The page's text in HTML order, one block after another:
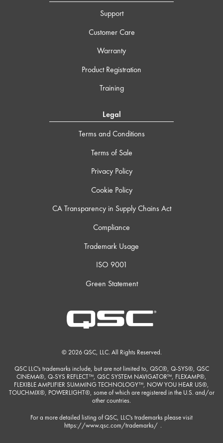
Support
Customer Care
Warranty
Product Registration
Training
Legal
Terms and Conditions
Terms of Sale
Privacy Policy
Cookie Policy
CA Transparency in Supply Chains Act
Compliance
Trademark Usage
ISO 9001
Green Statement
© 2026 QSC, LLC. All Rights Reserved.
QSC LLC's trademarks include, but are not limited to, QSC®, Q-SYS®, QSC
CINEMA®, Q-SYS REFLECT™, QSC SYSTEM NAVIGATOR™, FLEXAMP®,
FLEXIBLE AMPLIFIER SUMMING TECHNOLOGY™, NOW YOU HEAR US®,
TOUCHMIX®, POWERLIGHT®, some of which are registered in the U.S. and/or
other countries.
For a more detailed listing of QSC, LLC's trademarks please visit
https://www.qsc.com/trademarks/ .